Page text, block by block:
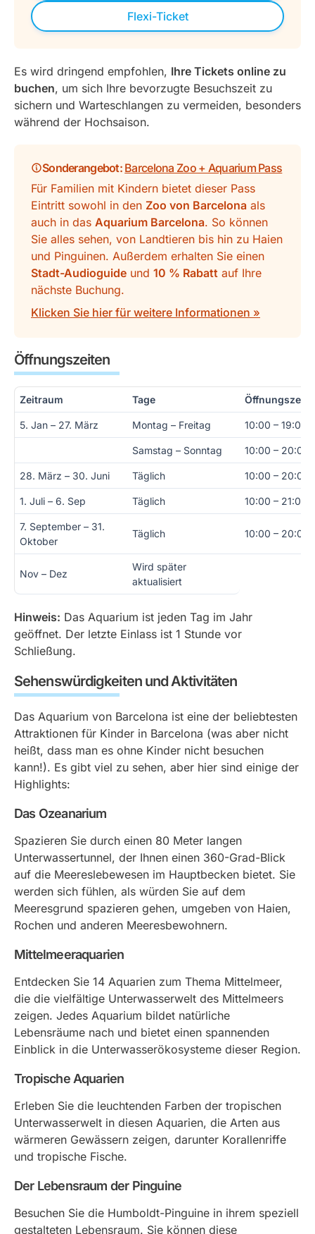
Flexi-Ticket
Es wird dringend empfohlen, Ihre Tickets online zu
buchen, um sich Ihre bevorzugte Besuchszeit zu
sichern und Warteschlangen zu vermeiden, besonders
während der Hochsaison.
Sonderangebot: Barcelona Zoo + Aquarium Pass
Für Familien mit Kindern bietet dieser Pass
Eintritt sowohl in den Zoo von Barcelona als
auch in das Aquarium Barcelona. So können
Sie alles sehen, von Landtieren bis hin zu Haien
und Pinguinen. Außerdem erhalten Sie einen
Stadt-Audioguide und 10 % Rabatt auf Ihre
nächste Buchung.
Klicken Sie hier für weitere Informationen »
Öffnungszeiten
Zeitraum Tage
5. Jan – 27. März Montag – Freitag 10:00 – 19:00
Samstag – Sonntag 10:00 – 20:00
28. März – 30. Juni Täglich 10:00 – 20:00
1. Juli – 6. Sep Täglich 10:00 – 21:00
7. September – 31.
Oktober
Täglich 10:00 – 20:00
Nov – Dez
Wird später
aktualisiert
Hinweis: Das Aquarium ist jeden Tag im Jahr
geöffnet. Der letzte Einlass ist 1 Stunde vor
Schließung.
Sehenswürdigkeiten und Aktivitäten
Das Aquarium von Barcelona ist eine der beliebtesten
Attraktionen für Kinder in Barcelona (was aber nicht
heißt, dass man es ohne Kinder nicht besuchen
kann!). Es gibt viel zu sehen, aber hier sind einige der
Highlights:
Das Ozeanarium
Spazieren Sie durch einen 80 Meter langen
Unterwassertunnel, der Ihnen einen 360-Grad-Blick
auf die Meereslebewesen im Hauptbecken bietet. Sie
werden sich fühlen, als würden Sie auf dem
Meeresgrund spazieren gehen, umgeben von Haien,
Rochen und anderen Meeresbewohnern.
Mittelmeeraquarien
Entdecken Sie 14 Aquarien zum Thema Mittelmeer,
die die vielfältige Unterwasserwelt des Mittelmeers
zeigen. Jedes Aquarium bildet natürliche
Lebensräume nach und bietet einen spannenden
Einblick in die Unterwasserökosysteme dieser Region.
Tropische Aquarien
Erleben Sie die leuchtenden Farben der tropischen
Unterwasserwelt in diesen Aquarien, die Arten aus
wärmeren Gewässern zeigen, darunter Korallenriffe
und tropische Fische.
Der Lebensraum der Pinguine
Besuchen Sie die Humboldt-Pinguine in ihrem speziell
gestalteten Lebensraum. Sie können diese